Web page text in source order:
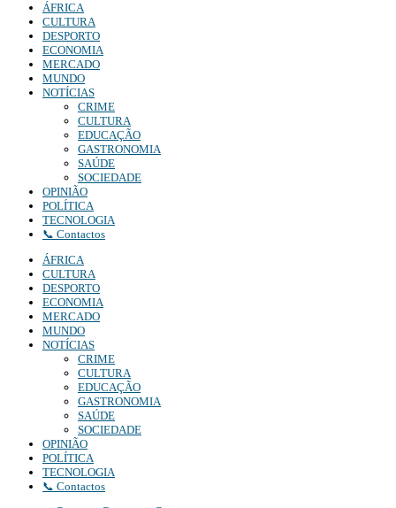
ÁFRICA
CULTURA
DESPORTO
ECONOMIA
MERCADO
MUNDO
NOTÍCIAS
CRIME
CULTURA
EDUCAÇÃO
GASTRONOMIA
SAÚDE
SOCIEDADE
OPINIÃO
POLÍTICA
TECNOLOGIA
📞 Contactos
ÁFRICA
CULTURA
DESPORTO
ECONOMIA
MERCADO
MUNDO
NOTÍCIAS
CRIME
CULTURA
EDUCAÇÃO
GASTRONOMIA
SAÚDE
SOCIEDADE
OPINIÃO
POLÍTICA
TECNOLOGIA
📞 Contactos